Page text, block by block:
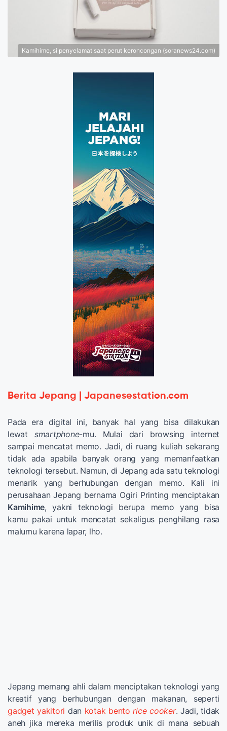
Kamihime, si penyelamat saat perut keroncongan (soranews24.com)
Berita Jepang | Japanesestation.com
Pada era digital ini, banyak hal yang bisa dilakukan
lewat smartphone-mu. Mulai dari browsing internet
sampai mencatat memo. Jadi, di ruang kuliah sekarang
tidak ada apabila banyak orang yang memanfaatkan
teknologi tersebut. Namun, di Jepang ada satu teknologi
menarik yang berhubungan dengan memo. Kali ini
perusahaan Jepang bernama Ogiri Printing menciptakan
Kamihime, yakni teknologi berupa memo yang bisa
kamu pakai untuk mencatat sekaligus penghilang rasa
malumu karena lapar, lho.
Jepang memang ahli dalam menciptakan teknologi yang
kreatif yang berhubungan dengan makanan, seperti
gadget yakitori dan kotak bentorice cooker. Jadi, tidak
aneh jika mereka merilis produk unik di mana sebuah